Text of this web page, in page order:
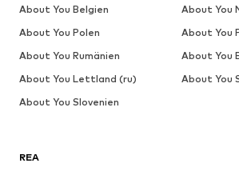
REA
About You Belgien
About You
About You Polen
About You
About You Rumänien
About You
About You Lettland (ru)
About You
About You Slovenien